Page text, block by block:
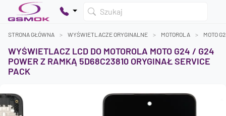
Szukaj
STRONA GŁÓWNA WYŚWIETLACZE ORYGINALNE MOTOROLA MOTO
WYŚWIETLACZ LCD DO MOTOROLA MOTO G24 / G24
POWER Z RAMKĄ 5D68C23810 ORYGINAŁ SERVICE
PACK